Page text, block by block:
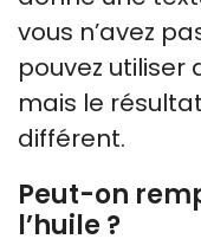
vous n’avez
pouvez utiliser
mais le
différent.
Peut-on
l’huile ?